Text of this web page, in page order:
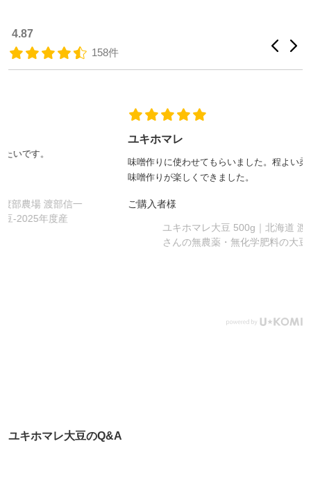
4.87
158件
味噌作りに使わせてもらいました。程よい柔らかさになり、お
味噌作りが楽しくできました。
ご購入者様
ユキホマレ大豆 500g｜北海道 渡部農場 渡部信一
さんの無農薬・無化学肥料の大豆-2025年度産
ユキホマレ大豆のQ&A